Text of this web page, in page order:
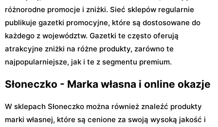
różnorodne promocje i zniżki. Sieć sklepów regularnie
publikuje gazetki promocyjne, które są dostosowane do
każdego z województw. Gazetki te często oferują
atrakcyjne zniżki na różne produkty, zarówno te
najpopularniejsze, jak i te z segmentu premium.
Słoneczko - Marka własna i online okazje
W sklepach Słoneczko można również znaleźć produkty
marki własnej, które są cenione za swoją wysoką jakość i